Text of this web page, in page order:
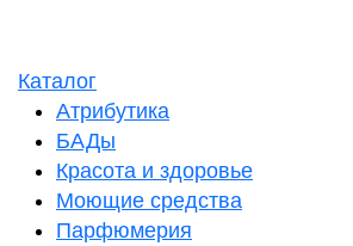
Каталог
Атрибутика
БАДы
Красота и здоровье
Моющие средства
Парфюмерия